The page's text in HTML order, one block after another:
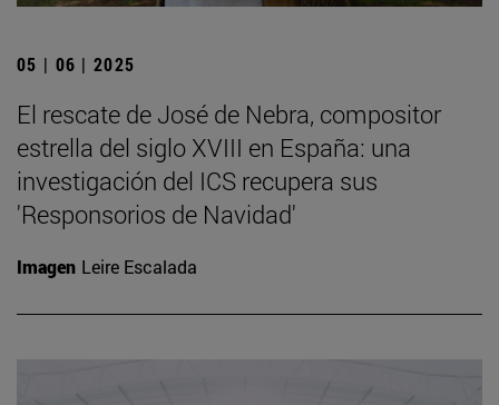
05 | 06 | 2025
El rescate de José de Nebra, compositor
estrella del siglo XVIII en España: una
investigación del ICS recupera sus
'Responsorios de Navidad'
Imagen Leire Escalada